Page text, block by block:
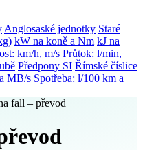
Anglosaské jednotky Staré
kW na koně a Nm kJ na
km/h, m/s Průtok: l/min,
Předpony SI Římské číslice
MB/s Spotřeba: l/100 km a
fall – převod